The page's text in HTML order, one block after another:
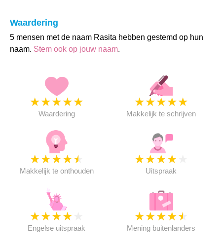
Waardering
5 mensen met de naam Rasita hebben gestemd op hun
naam. Stem ook op jouw naam.
★★★★★
Waardering
★★★★★
Makkelijk te schrijven
★★★★★
Makkelijk te onthouden
★★★★
Uitspraak
★★★★
Engelse uitspraak
★★★★★
Mening buitenlanders